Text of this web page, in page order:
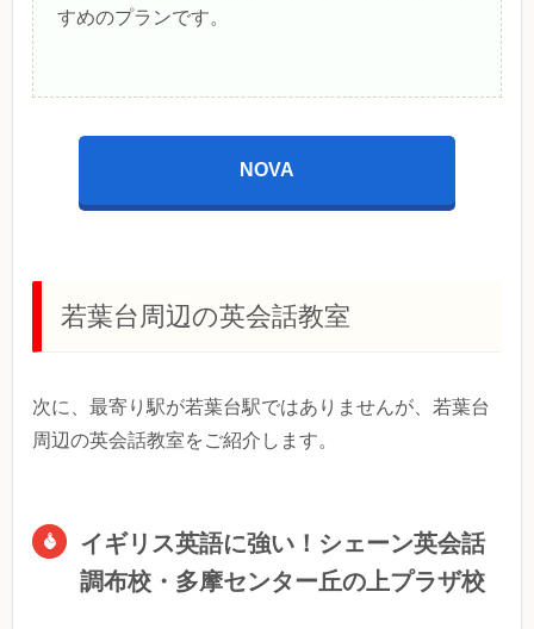
すめのプランです。
NOVA
若葉台周辺の英会話教室
次に、最寄り駅が若葉台駅ではありませんが、若葉台
周辺の英会話教室をご紹介します。
イギリス英語に強い！シェーン英会話
調布校・多摩センター丘の上プラザ校